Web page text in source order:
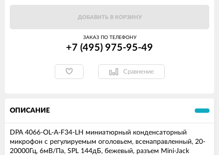
ДОБАВИТЬ В КОРЗИНУ
ЗАКАЗ ПО ТЕЛЕФОНУ
+7 (495) 975-95-49
Сравнение
ОПИСАНИЕ
DPA 4066-OL-A-F34-LH миниатюрный конденсаторный
микрофон с регулируемым оголовьем, всенаправленный, 20-
20000Гц, 6мВ/Па, SPL 144дБ, бежевый, разъем Mini-Jack